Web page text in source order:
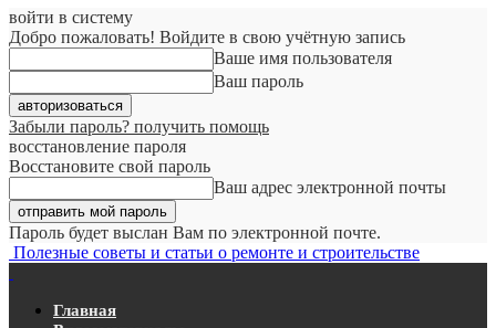
войти в систему
Добро пожаловать! Войдите в свою учётную запись
Ваше имя пользователя
Ваш пароль
Забыли пароль? получить помощь
восстановление пароля
Восстановите свой пароль
Ваш адрес электронной почты
Пароль будет выслан Вам по электронной почте.
Полезные советы и статьи о ремонте и строительстве
Главная